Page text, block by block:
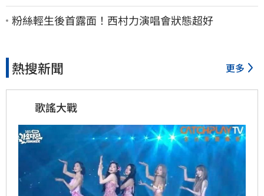
安償還2022政治利息
粉絲輕生後首露面！西村力演唱會狀態超好
熱搜新聞 更多
歌謠大戰